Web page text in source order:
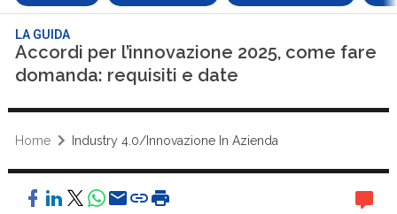
LA GUIDA
Accordi per l’innovazione 2025, come fare
domanda: requisiti e date
Home Industry 4.0/Innovazione In Azienda